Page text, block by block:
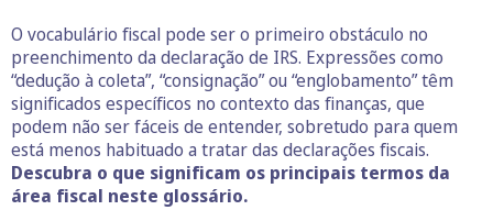
O vocabulário fiscal pode ser o primeiro obstáculo no
preenchimento da declaração de IRS. Expressões como
“dedução à coleta”, “consignação” ou “englobamento” têm
significados específicos no contexto das finanças, que
podem não ser fáceis de entender, sobretudo para quem
está menos habituado a tratar das declarações fiscais.
Descubra o que significam os principais termos da
área fiscal neste glossário.